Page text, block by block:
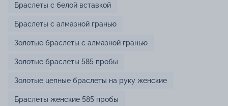
Браслеты с белой вставкой
Браслеты с алмазной гранью
Золотые браслеты с алмазной гранью
Золотые браслеты 585 пробы
Золотые цепные браслеты на руку женские
Браслеты женские 585 пробы